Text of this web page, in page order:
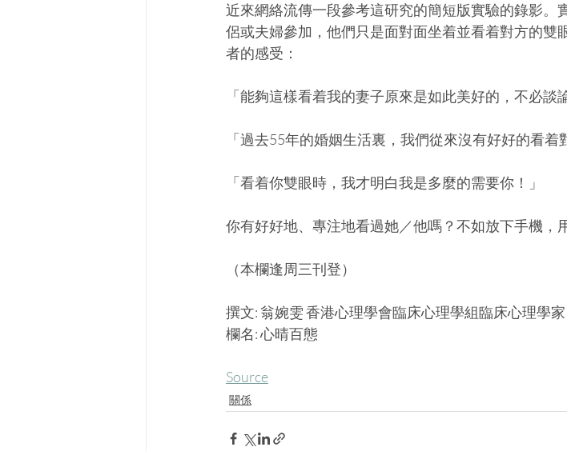
近來網絡流傳一段參考這研究的簡短版實驗的錄影。
侶或夫婦參加，他們只是面對面坐着並看着對方的
者的感受：
「能夠這樣看着我的妻子原來是如此美好的，不必談
「過去55年的婚姻生活裏，我們從來沒有好好的看着
「看着你雙眼時，我才明白我是多麼的需要你！」
你有好好地、專注地看過她／他嗎？不如放下手機，
（本欄逢周三刊登）
撰文: 翁婉雯 香港心理學會臨床心理學組臨床心理學家
欄名: 心晴百態
Source
關係